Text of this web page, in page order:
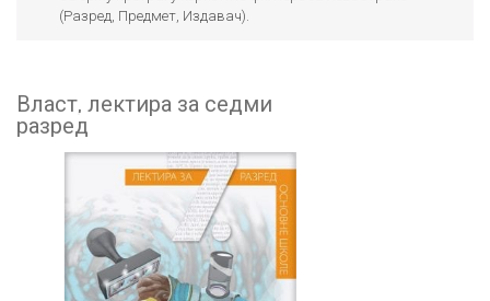
(Разред, Предмет, Издавач).
Власт, лектира за седми
разред